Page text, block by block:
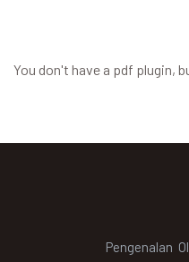
You don't have a pdf plugin,
Pengenalan